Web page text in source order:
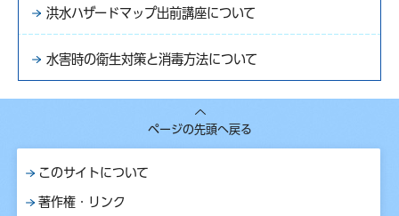
洪水ハザードマップ出前講座について
水害時の衛生対策と消毒方法について
ページの先頭へ戻る
このサイトについて
著作権・リンク